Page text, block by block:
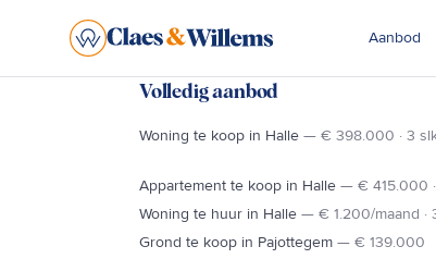
N8
Aanbod
Vastgoedaanbod in Halle, Ninove & Sint-Pieters-Leeuw
Volledig aanbod
Woning te koop in Halle — € 398.000 · 3
Appartement te koop in Halle — € 415.000
Woning te huur in Halle — € 1.200/maand ·
Grond te koop in Pajottegem — € 139.000